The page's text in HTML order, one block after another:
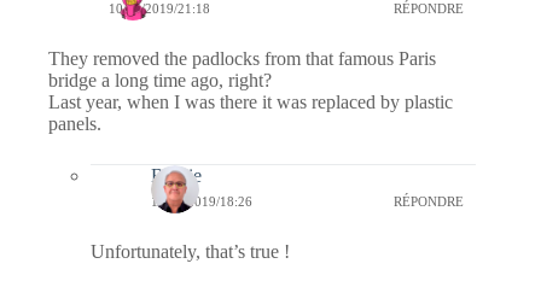
10/05/2019/21:18 RÉPONDRE
They removed the padlocks from that famous Paris
bridge a long time ago, right?
Last year, when I was there it was replaced by plastic
panels.
Bernie
12/05/2019/18:26 RÉPONDRE
Unfortunately, that’s true !